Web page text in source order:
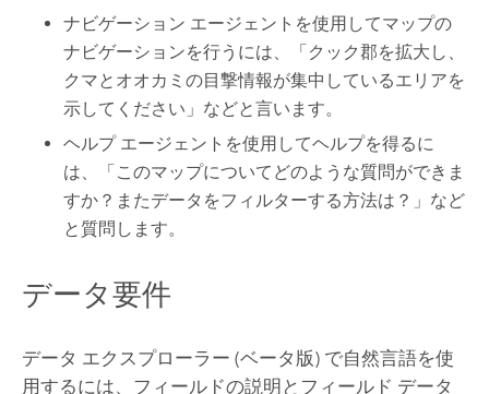
ナビゲーション エージェントを使用してマップの
ナビゲーションを行うには、「クック郡を拡大し、
クマとオオカミの目撃情報が集中しているエリアを
示してください 」などと言います。
ヘルプ エージェントを使用してヘルプを得るに
は、「 このマップについてどのような質問ができま
すか？またデータをフィルターする方法は？ 」など
と質問します。
データ要件
データ エクスプローラー (ベータ版) で自然言語を使
用するには、フィールドの説明とフィールド データ